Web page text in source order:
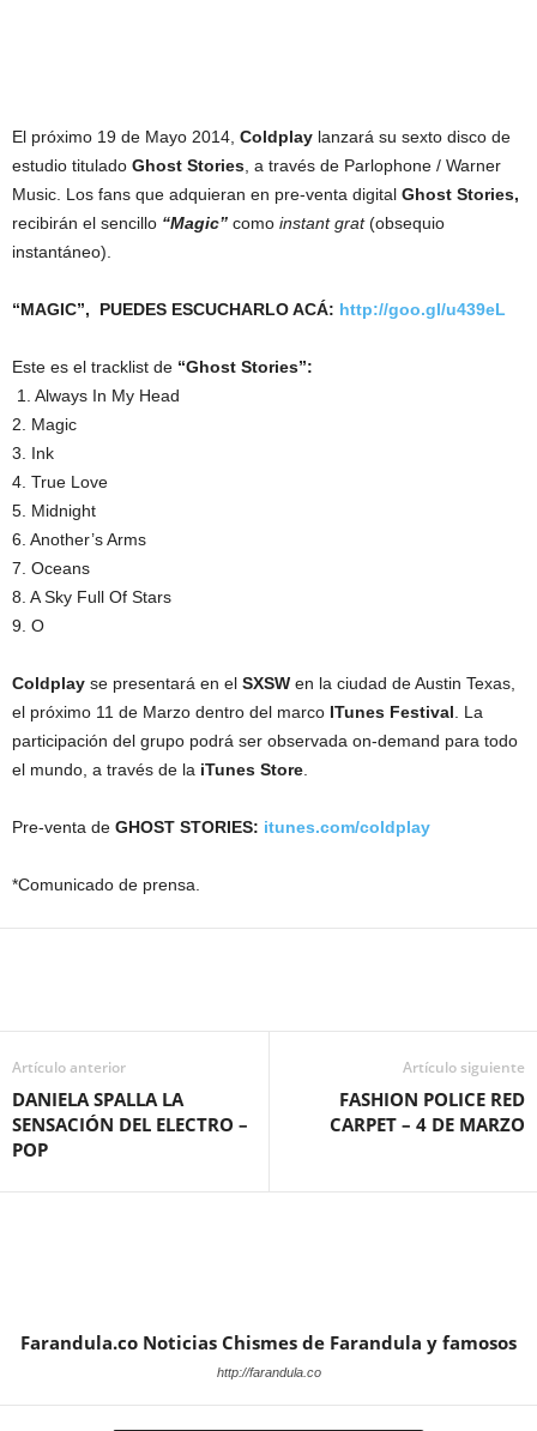
El próximo 19 de Mayo 2014, Coldplay lanzará su sexto disco de
estudio titulado Ghost Stories , a través de Parlophone / Warner
Music. Los fans que adquieran en pre-venta digital Ghost Stories,
recibirán el sencillo “Magic” como instant grat(obsequio
instantáneo).
“MAGIC”, PUEDES ESCUCHARLO ACÁ: http://goo.gl/u439eL
Este es el tracklist de “Ghost Stories”:
1. Always In My Head
2. Magic
3. Ink
4. True Love
5. Midnight
6. Another’s Arms
7. Oceans
8. A Sky Full Of Stars
9. O
Coldplay se presentará en el SXSW en la ciudad de Austin Texas,
el próximo 11 de Marzo dentro del marco ITunes Festival . La
participación del grupo podrá ser observada on-demand para todo
el mundo, a través de la iTunes Store
Pre-venta de GHOST STORIES: itunes.com/coldplay
*Comunicado de prensa.
Artículo anterior
DANIELA SPALLA LA
SENSACIÓN DEL ELECTRO –
POP
Artículo siguiente
FASHION POLICE RED
CARPET – 4 DE MARZO
Farandula.co Noticias Chismes de Farandula y famosos
http://farandula.co